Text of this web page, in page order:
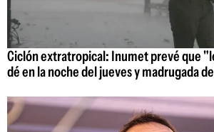
Ciclón extratropical: Inumet prevé que
dé en la noche del jueves y madrugada